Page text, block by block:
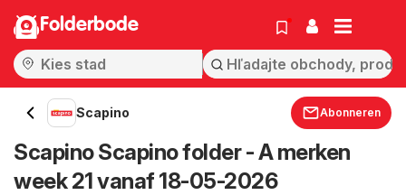
Folderbode
Scapino Abonneren
Scapino Scapino folder - A merken
week 21 vanaf 18-05-2026